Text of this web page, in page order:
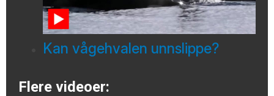
Kan vågehvalen unnslippe?
Flere videoer: